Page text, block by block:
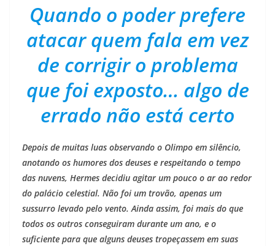
Quando o poder prefere
atacar quem fala em vez
de corrigir o problema
que foi exposto… algo de
errado não está certo
Depois de muitas luas observando o Olimpo em silêncio,
anotando os humores dos deuses e respeitando o tempo
das nuvens, Hermes decidiu agitar um pouco o ar ao redor
do palácio celestial. Não foi um trovão, apenas um
sussurro levado pelo vento. Ainda assim, foi mais do que
todos os outros conseguiram durante um ano, e o
suficiente para que alguns deuses tropeçassem em suas